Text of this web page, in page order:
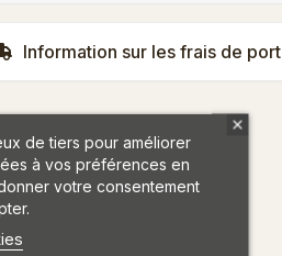
Information sur les frais de port
de tiers pour améliorer
à vos préférences en
votre consentement